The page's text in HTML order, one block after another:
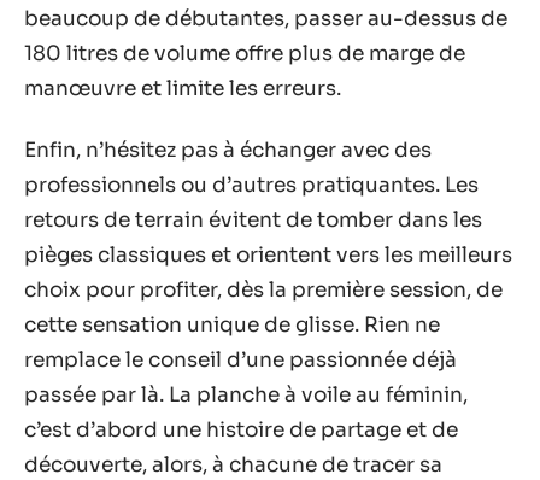
beaucoup de débutantes, passer au-dessus de
180 litres de volume offre plus de marge de
manœuvre et limite les erreurs.
Enfin, n’hésitez pas à échanger avec des
professionnels ou d’autres pratiquantes. Les
retours de terrain évitent de tomber dans les
pièges classiques et orientent vers les meilleurs
choix pour profiter, dès la première session, de
cette sensation unique de glisse. Rien ne
remplace le conseil d’une passionnée déjà
passée par là. La planche à voile au féminin,
c’est d’abord une histoire de partage et de
découverte, alors, à chacune de tracer sa